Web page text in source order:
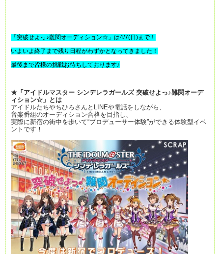
「突破せよっ♪難関オーディション☆」は4/7(日)まで！
いよいよ終了まで残り日程がわずかとなってきました！
最後まで皆様の挑戦お待ちしております♪
★「アイドルマスター シンデレラガールズ 突破せよっ♪難関オーデ
ィション☆」とは
アイドルたちやちひろさんとLINEや電話をしながら、
音楽番組のオーディション合格を目指し、
実際に新宿の街中を歩いて“プロデューサー体験”ができる体験型イベ
ントです！